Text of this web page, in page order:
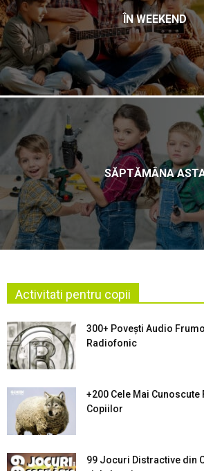
ÎN WEEKEND
SĂPTĂMÂNA
Activitati pentru copii
300+ Povești Audio
Radiofonic
+200 Cele Mai Cunoscute
Copiilor
99 Jocuri Distractive din